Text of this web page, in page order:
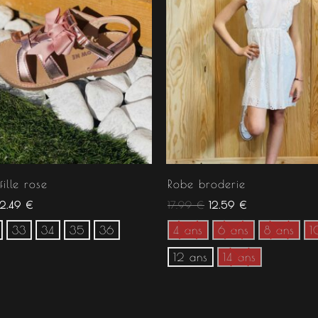
rose
€
33 34 35 36
Robe broderie
17.99€ 12.59 €
4 ans 6 ans 8 ans
12 ans 14 ans